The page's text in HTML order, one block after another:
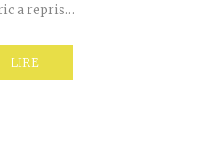
a repris…
LIRE